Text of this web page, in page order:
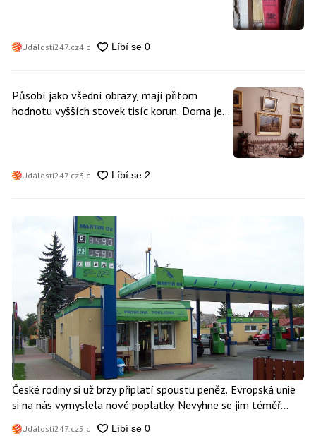
Události247.cz4 d
Působí jako všední obrazy, mají přitom
hodnotu vyšších stovek tisíc korun. Doma je
Události247.cz3 d
České rodiny si už brzy připlatí spoustu peněz. Evropská unie
si na nás vymyslela nové poplatky. Nevyhne se jim téměř
Události247.cz5 d